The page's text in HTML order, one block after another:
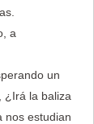
a
un
¿Irá la baliza
nos estudian